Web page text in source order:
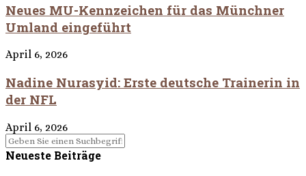
Neues MU-Kennzeichen für das Münchner
Umland eingeführt
April 6, 2026
Nadine Nurasyid: Erste deutsche Trainerin in
der NFL
April 6, 2026
Neueste Beiträge